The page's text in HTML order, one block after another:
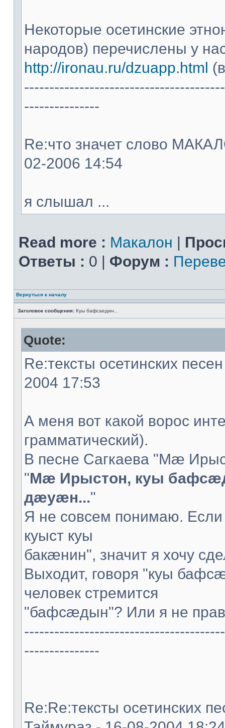
Некоторые осетинские
народов) перечислены у
http://ironau.ru/dzuapp.html
---------------
Re:что значет слово
02-2006 14:54
я слышал ...
Read more : Макалон |
Ответы : 0 | Форум :
Вернуться к началу
Заголовок сообщения: Куы бафсаедин...
Quote:
Re:тексты осетинских
2004 17:53
А меня вот какой ворос
грамматический).
В песне Сагкаева "Мæ
"Мæ Ирыстон, куы
дæуæн..."
Я не совсем понимаю.
куыст куы
бакæнин", значит я хочу
Выходит, говоря "куы
человек стремится
"бафсæдын"? Или я не
---------------
Re:Re:тексты осетинских